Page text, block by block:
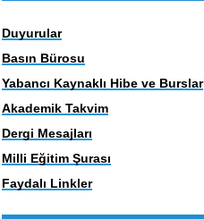
Duyurular
Basın Bürosu
Yabancı Kaynaklı Hibe ve Burslar
Akademik Takvim
Dergi Mesajları
Milli Eğitim Şurası
Faydalı Linkler